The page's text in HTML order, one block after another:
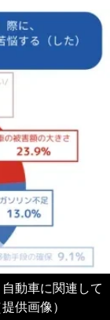
動車に関連して
供画像）